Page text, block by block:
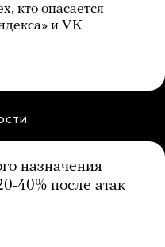
кто опасается
и VK
назначения
40% после атак